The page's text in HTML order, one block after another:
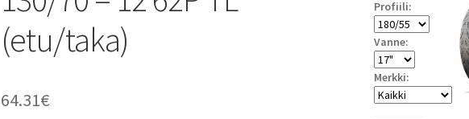
(etu/taka)
64.31€
Profiili:
Vanne:
Merkki: